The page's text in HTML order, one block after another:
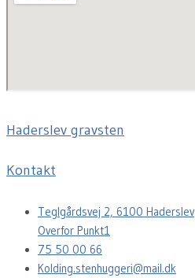
Haderslev gravsten
Kontakt
Teglgårdsvej 2, 6100 Haderslev
Overfor Punkt1
75 50 00 66
Kolding.stenhuggeri@mail.dk